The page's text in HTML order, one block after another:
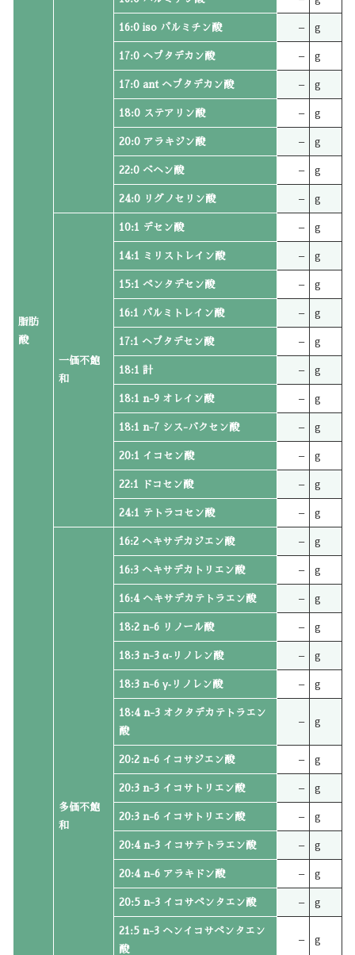
脂肪
酸
16:0 iso パルミチン酸 – g
17:0 ヘプタデカン酸 – g
17:0 ant ヘプタデカン酸 – g
18:0 ステアリン酸 – g
20:0 アラキジン酸 – g
22:0 ベヘン酸 – g
24:0 リグノセリン酸 – g
一価不飽
和
10:1 デセン酸 – g
14:1 ミリストレイン酸 – g
15:1 ペンタデセン酸 – g
16:1 パルミトレイン酸 – g
17:1 ヘプタデセン酸 – g
18:1 計 – g
18:1 n-9 オレイン酸 – g
18:1 n-7 シス-バクセン酸 – g
20:1 イコセン酸 – g
22:1 ドコセン酸 – g
24:1 テトラコセン酸 – g
多価不飽
和
16:2 ヘキサデカジエン酸 – g
16:3 ヘキサデカトリエン酸 – g
16:4 ヘキサデカテトラエン酸 – g
18:2 n-6 リノール酸 – g
18:3 n-3 α‐リノレン酸 – g
18:3 n-6 γ‐リノレン酸 – g
18:4 n-3 オクタデカテトラエン
酸
– g
20:2 n-6 イコサジエン酸 – g
20:3 n-3 イコサトリエン酸 – g
20:3 n-6 イコサトリエン酸 – g
20:4 n-3 イコサテトラエン酸 – g
20:4 n-6 アラキドン酸 – g
20:5 n-3 イコサペンタエン酸 – g
21:5 n-3 ヘンイコサペンタエン
酸
– g